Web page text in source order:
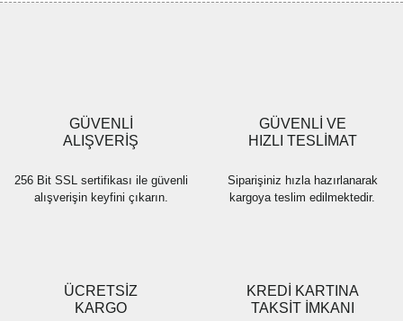
Ürün fiyatı diğer sitelerden daha pahalı.
Bu ürüne benzer farklı alternatifler olmalı.
GÜVENLİ
ALIŞVERİŞ
256 Bit SSL sertifikası ile güvenli
alışverişin keyfini çıkarın.
GÜVENLİ VE
HIZLI TESLİMAT
Siparişiniz hızla hazırlanarak
kargoya teslim edilmektedir.
ÜCRETSİZ
KARGO
KREDİ KARTINA
TAKSİT İMKANI